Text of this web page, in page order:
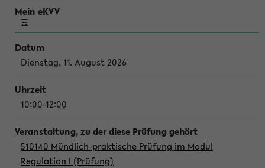
Dienstag, 11. August 2026
10:00-12:00
510140 Mündlich-praktische Prüfung im Modul
Regulation I (Prüfung)